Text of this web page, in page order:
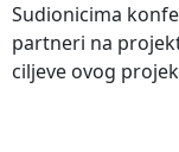
Sudionicima
partneri na
ciljeve ovog